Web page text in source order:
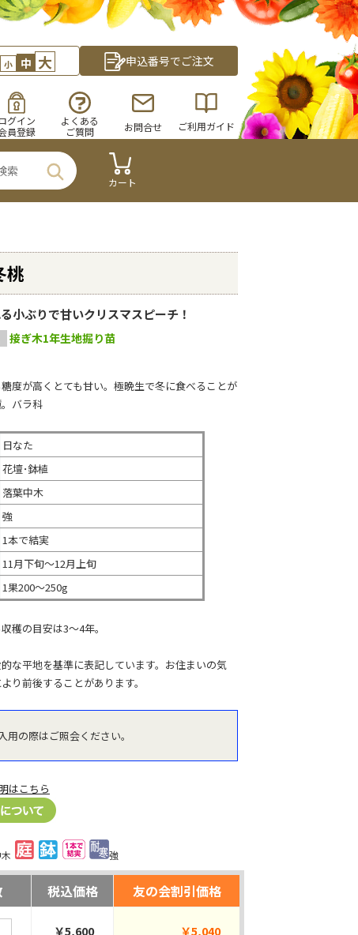
小 中 大 申込番号でご注文
グイン
員登録
よくある
ご質問
お問合せ ご利用ガイド
カート
桃
小ぶりで甘いクリスマスピーチ！
接ぎ木1年生地掘り苗
度が高くとても甘い。 極晩生で冬に食べることが
バラ科
日なた
花壇･鉢植
落葉中木
強
1本で結実
11月下旬～12月上旬
1果200～250g
穫の目安は3～4年。
な平地を基準に表記しています。お住まいの気
り前後することがあります。
用の際はご照会ください。
はこちら
強
税込価格 友の会割引価格
￥5,600 ￥5,040